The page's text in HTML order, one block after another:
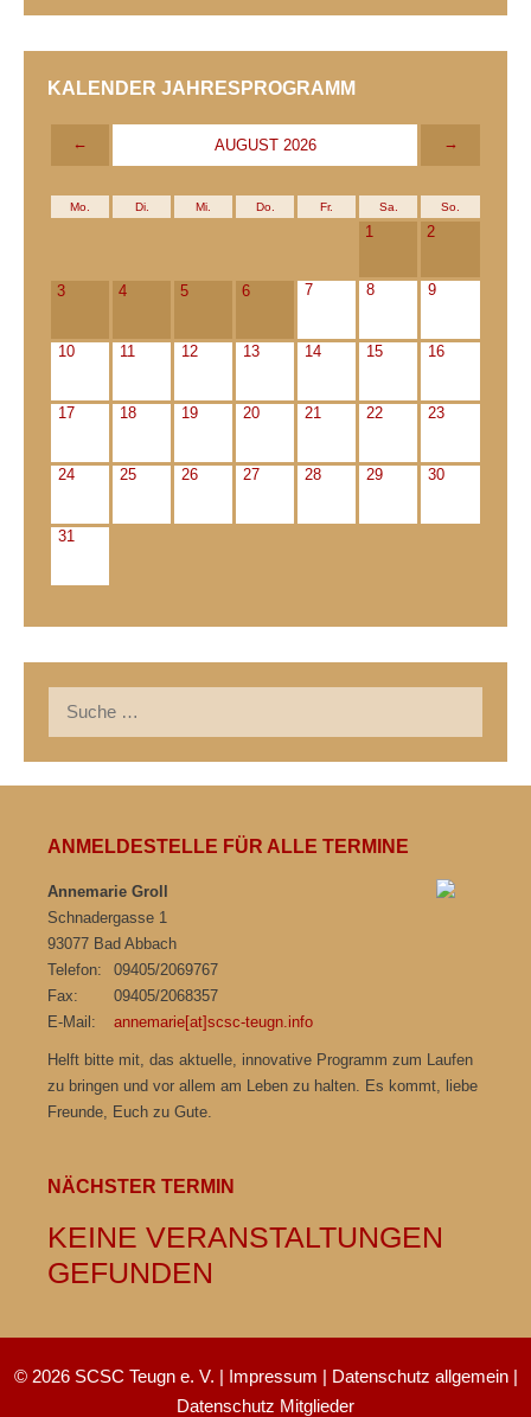
KALENDER JAHRESPROGRAMM
← AUGUST 2026 →
Mo. Di. Mi. Do. Fr. Sa. So.
1 2
3 4 5 6 7 8 9
10 11 12 13 14 15 16
17 18 19 20 21 22 23
24 25 26 27 28 29 30
31
nach:
ANMELDESTELLE FÜR ALLE TERMINE
Annemarie Groll
Schnadergasse 1
93077 Bad Abbach
Telefon:
09405/2069767
Fax:
09405/2068357
E-Mail:
annemarie[at]scsc-teugn.info
Helft bitte mit, das aktuelle, innovative Programm zum Laufen
zu bringen und vor allem am Leben zu halten. Es kommt, liebe
Freunde, Euch zu Gute.
NÄCHSTER TERMIN
KEINE VERANSTALTUNGEN
GEFUNDEN
© 2026 SCSC Teugn e. V. | Impressum | Datenschutz allgemein|
Datenschutz Mitglieder